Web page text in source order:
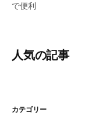
で便利
人気の記事
カテゴリー